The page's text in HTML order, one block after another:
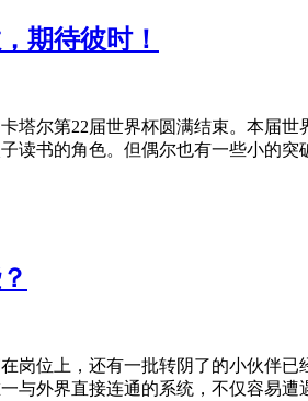
期待彼时！
塔尔第22届世界杯圆满结束。本届
读书的角色。但偶尔也有一些小的突
岗位上，还有一批转阴了的小伙伴
与外界直接连通的系统，不仅容易